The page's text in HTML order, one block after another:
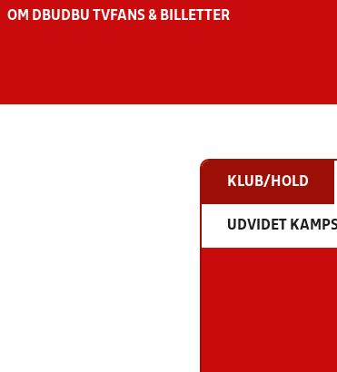
OM DBU DBU TV FANS & BILLETTER
KLUB/HOLD
UDVIDET